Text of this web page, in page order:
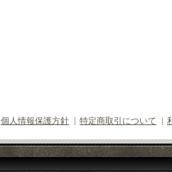
個人情報保護方針 特定商取引について